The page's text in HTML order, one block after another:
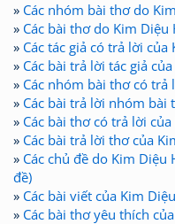
» Các nhóm bài thơ do
» Các bài thơ do Kim
» Các tác giả có trả lời
» Các bài trả lời tác giả
» Các nhóm bài thơ có
» Các bài trả lời nhóm bài
» Các bài thơ có trả lời
» Các bài trả lời thơ của
» Các chủ đề do Kim
đề)
» Các bài viết của Kim
» Các bài thơ yêu thích